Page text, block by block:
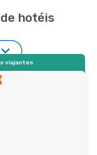
hotéis
viajantes